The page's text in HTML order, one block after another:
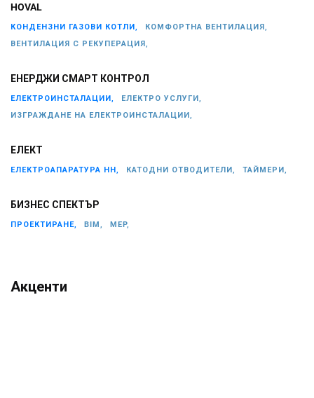
HOVAL
КОНДЕНЗНИ ГАЗОВИ КОТЛИ,
КОМФОРТНА ВЕНТИЛАЦИЯ,
ВЕНТИЛАЦИЯ С РЕКУПЕРАЦИЯ,
ЕНЕРДЖИ СМАРТ КОНТРОЛ
ЕЛЕКТРОИНСТАЛАЦИИ,
ЕЛЕКТРО УСЛУГИ,
ИЗГРАЖДАНЕ НА ЕЛЕКТРОИНСТАЛАЦИИ,
ЕЛЕКТ
ЕЛЕКТРОАПАРАТУРА НН, КАТОДНИ ОТВОДИТЕЛИ, ТАЙМЕРИ,
БИЗНЕС СПЕКТЪР
ПРОЕКТИРАНЕ, BIM, MEP,
Акценти